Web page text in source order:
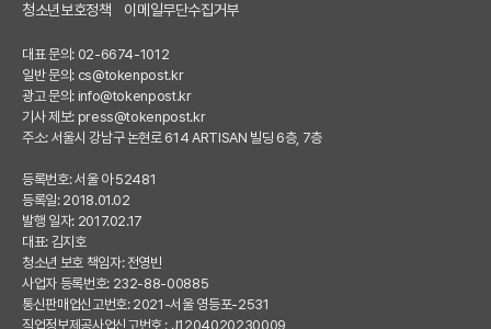
청소년보호정책
이메일무단수집거부
대표 문의: 02-6674-1012
일반 문의: cs@tokenpost.kr
광고 문의: info@tokenpost.kr
기사 제보: press@tokenpost.kr
주소: 서울시 강남구 논현로 614 ARTISAN 빌딩 6층, 7층
등록번호: 서울 아 52481
등록일: 2018.01.02
발행 일자: 2017.02.17
대표: 김지호
청소년 보호 책임자: 전영빈
사업자 등록번호: 232-88-00885
통신판매업신고번호: 2021-서울 영등포-2531
직업정보제공사업신고번호 : J1204020230009